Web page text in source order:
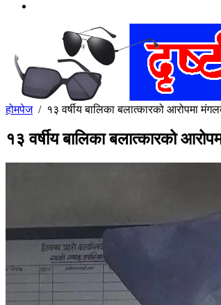
होमपेज/ १३ वर्षीय बालिका बलात्कारको आरोपमा
१३ वर्षीय बालिका बलात्कारको